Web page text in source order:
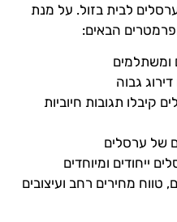
לבית בזול. על מנת
הבאים:
ומשתלמים
גבוה
קיבלו תגובות חיוביות
של ערסלים
ייחודים ומיוחדים
טווח מחירים רחב ועיצובים